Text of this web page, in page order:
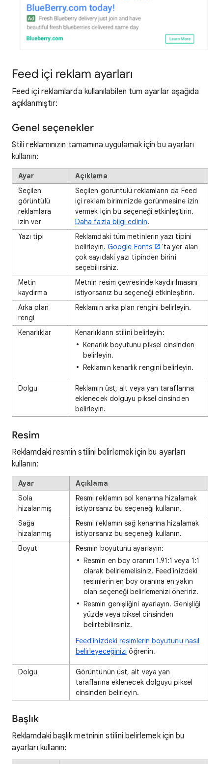
Feed içi reklam ayarları
Feed içi reklamlarda kullanılabilen tüm ayarlar aşağıda
açıklanmıştır:
Genel seçenekler
Stili reklamınızın tamamına uygulamak için bu ayarları
kullanın:
Ayar
Açıklama
Seçilen
görüntülü
reklamlara
izin ver
Seçilen görüntülü reklamların da Feed
içi reklam biriminizde görünmesine izin
vermek için bu seçeneği etkinleştirin.
Daha fazla bilgi edinin.
Yazı tipi
Reklamdaki tüm metinlerin yazı tipini
belirleyin. Google Fonts
'ta yer alan
çok sayıdaki yazı tipinden birini
seçebilirsiniz.
Metin
kaydırma
Metnin resim çevresinde kaydırılmasını
istiyorsanız bu seçeneği etkinleştirin.
Arka plan
rengi
Reklamın arka plan rengini belirleyin.
Kenarlıklar
Kenarlıkların stilini belirleyin:
Kenarlık boyutunu piksel cinsinden
belirleyin.
Reklamın kenarlık rengini belirleyin.
Dolgu
Reklamın üst, alt veya yan taraflarına
eklenecek dolguyu piksel cinsinden
belirleyin.
Resim
Reklamdaki resmin stilini belirlemek için bu ayarları
kullanın:
Ayar
Açıklama
Sola
hizalanmış
Resmi reklamın sol kenarına hizalamak
istiyorsanız bu seçeneği kullanın.
Sağa
hizalanmış
Resmi reklamın sağ kenarına hizalamak
istiyorsanız bu seçeneği kullanın.
Boyut
Resmin boyutunu ayarlayın:
Resmin en boy oranını 1.91:1 veya 1:1
olarak belirlemelisiniz. Feed'inizdeki
resimlerin en boy oranına en yakın
olan seçeneği belirlemenizi öneririz.
Resmin genişliğini ayarlayın. Genişliği
yüzde veya piksel cinsinden
belirtebilirsiniz.
Feed'inizdeki resimlerin boyutunu nasıl
belirleyeceğinizi öğrenin.
Dolgu
Görüntünün üst, alt veya yan
taraflarına eklenecek dolguyu piksel
cinsinden belirleyin.
Başlık
Reklamdaki başlık metninin stilini belirlemek için bu
ayarları kullanın: